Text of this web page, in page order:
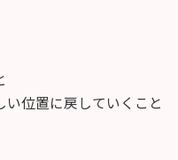
位置に戻していくこと